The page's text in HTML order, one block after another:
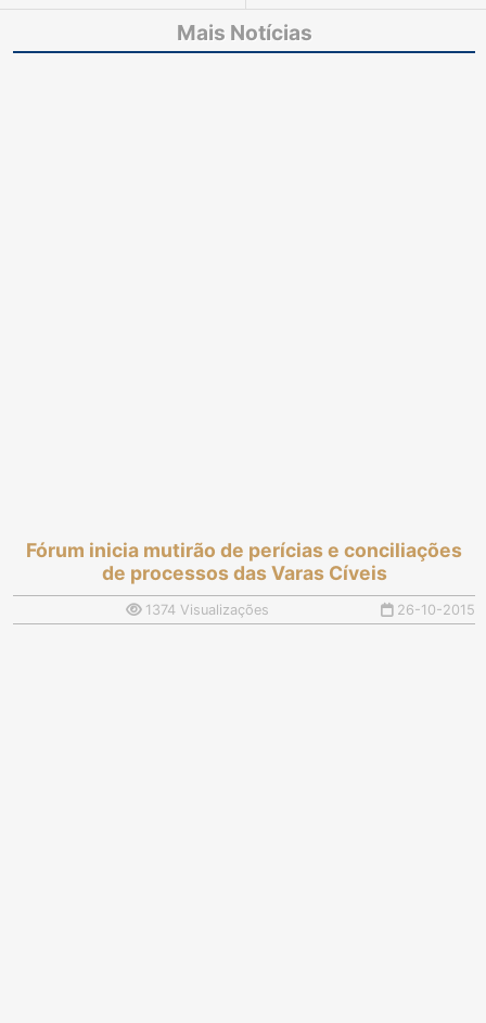
Comarca de CaririaçuMais Notícias
Fórum inicia mutirão de perícias e conciliações
de processos das Varas Cíveis
1374 Visualizações 26-10-2015